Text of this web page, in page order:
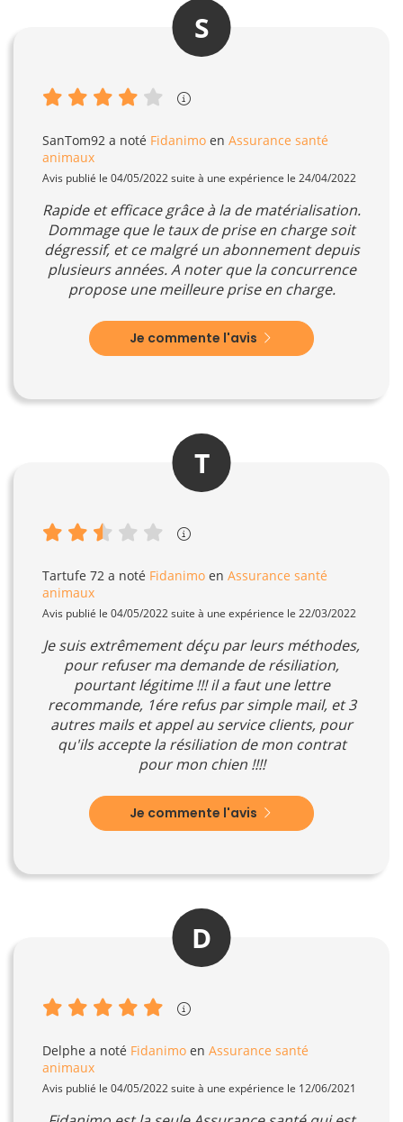
S
SanTom92 a noté Fidanimo en Assurance santé
animaux
Avis publié le 04/05/2022 suite à une expérience le 24/04/2022
Rapide et efficace grâce à la de matérialisation.
Dommage que le taux de prise en charge soit
dégressif, et ce malgré un abonnement depuis
plusieurs années. A noter que la concurrence
propose une meilleure prise en charge.
Je commente l'avis
T
Tartufe 72 a noté Fidanimo en Assurance santé
animaux
Avis publié le 04/05/2022 suite à une expérience le 22/03/2022
Je suis extrêmement déçu par leurs méthodes,
pour refuser ma demande de résiliation,
pourtant légitime !!! il a faut une lettre
recommande, 1ére refus par simple mail, et 3
autres mails et appel au service clients, pour
qu'ils accepte la résiliation de mon contrat
pour mon chien !!!!
Je commente l'avis
D
Delphe a noté Fidanimo en Assurance santé
animaux
Avis publié le 04/05/2022 suite à une expérience le 12/06/2021